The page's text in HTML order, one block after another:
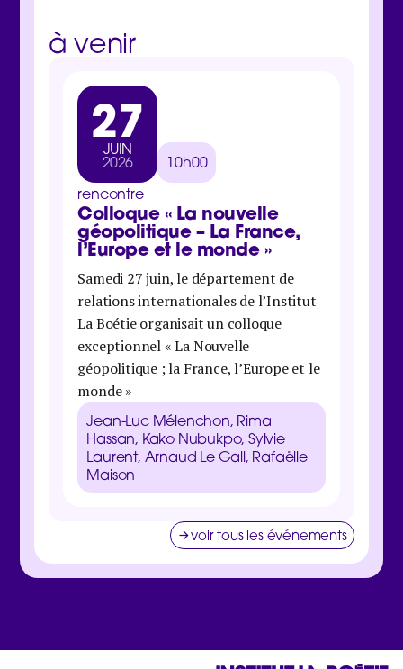
à venir
27
JUIN
2026
10h00
rencontre
Colloque « La nouvelle
géopolitique – La France,
l’Europe et le monde »
Samedi 27 juin, le département de
relations internationales de l’Institut
La Boétie organisait un colloque
exceptionnel « La Nouvelle
géopolitique ; la France, l’Europe et le
monde »
Jean-Luc Mélenchon, Rima
Hassan, Kako Nubukpo, Sylvie
Laurent, Arnaud Le Gall, Rafaëlle
Maison
voir tous les événements